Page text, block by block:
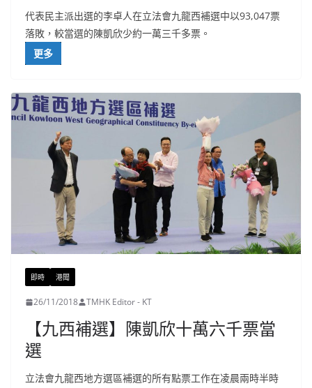
代表民主派出選的李卓人在立法會九龍西補選中以93,047票
落敗，較當選的陳凱欣少約一萬三千多票。
更多
即時 港聞
26/11/2018 TMHK Editor - KT
【九西補選】陳凱欣十萬六千票當
選
立法會九龍西地方選區補選的所有點票工作在凌晨兩時半時